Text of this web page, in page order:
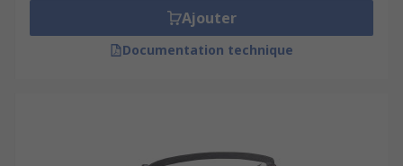
Ajouter
Documentation technique